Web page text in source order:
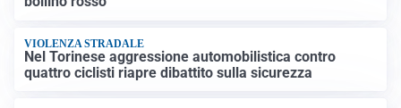
VIOLENZA STRADALE
Nel Torinese aggressione automobilistica contro
quattro ciclisti riapre dibattito sulla sicurezza